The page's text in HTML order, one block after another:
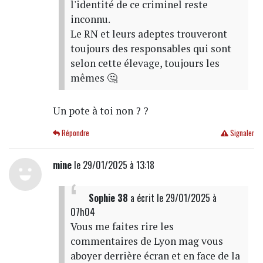
l'identité de ce criminel reste
inconnu.
Le RN et leurs adeptes trouveront
toujours des responsables qui sont
selon cette élevage, toujours les
mêmes 🤔
Un pote à toi non ? ?
Signaler
Répondre
minele 29/01/2025 à 13:18
Sophie 38 a écrit le 29/01/2025 à
07h04
Vous me faites rire les
commentaires de Lyon mag vous
aboyer derrière écran et en face de la